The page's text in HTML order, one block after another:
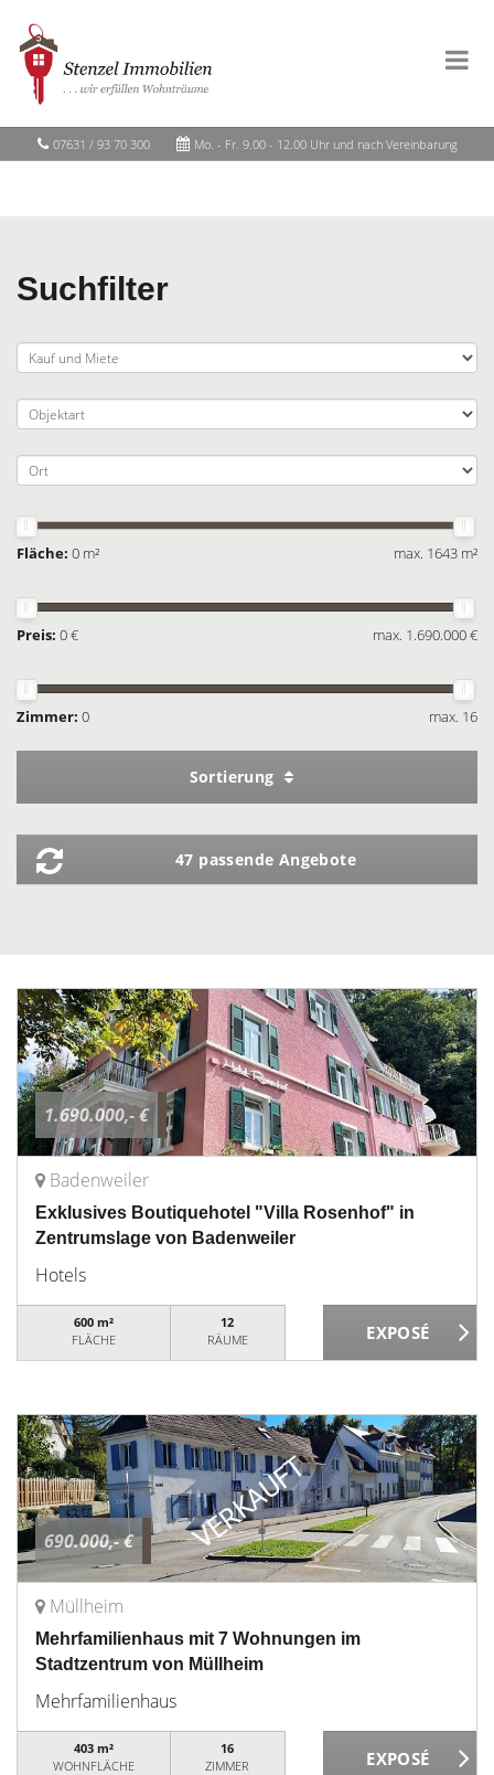
07631 / 93 70 300 Mo. - Fr. 9.00 - 12.00 Uhr und nach Vereinbarung
Suchfilter
Fläche: 0 m² max. 1643 m²
Preis: 0 € max. 1.690.000 €
Zimmer: 0 max. 16
Sortierung
47 passende Angebote
1.690.000,- €
Badenweiler
Exklusives Boutiquehotel "Villa Rosenhof" in
Zentrumslage von Badenweiler
Hotels
600 m²
FLÄCHE
12
RÄUME
690.000,- €
Müllheim
Mehrfamilienhaus mit 7 Wohnungen im
Stadtzentrum von Müllheim
Mehrfamilienhaus
403 m²
WOHNFLÄCHE
16
ZIMMER